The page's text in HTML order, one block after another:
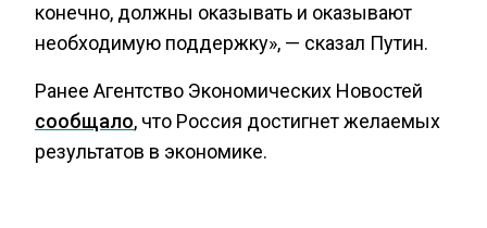
конечно, должны оказывать и оказывают
необходимую поддержку», — сказал Путин.
Ранее Агентство Экономических Новостей
сообщало, что Россия достигнет желаемых
результатов в экономике.